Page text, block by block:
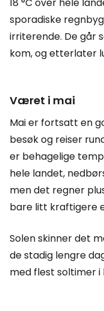
sporadiske
irriterende. De går
kom, og etterlater
Været i mai
Mai er fortsatt en
besøk og reiser
er behagelige
hele landet,
men det regner
bare litt kraftigere
Solen skinner det
de stadig lengre
med flest soltimer i